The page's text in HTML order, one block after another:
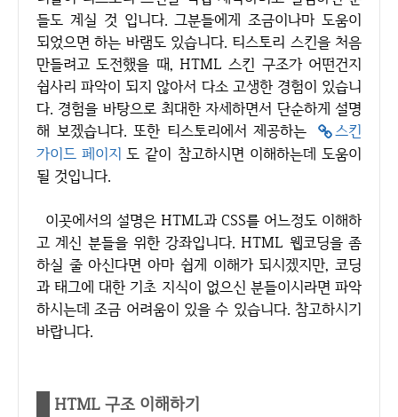
들도 계실 것 입니다. 그분들에게 조금이나마 도움이
되었으면 하는 바램도 있습니다. 티스토리 스킨을 처음
만들려고 도전했을 때, HTML 스킨 구조가 어떤건지
쉽사리 파악이 되지 않아서 다소 고생한 경험이 있습니
다. 경험을 바탕으로 최대한 자세하면서 단순하게 설명
해 보겠습니다. 또한 티스토리에서 제공하는
스킨
가이드 페이지 도 같이 참고하시면 이해하는데 도움이
될 것입니다.
이곳에서의 설명은 HTML과 CSS를 어느정도 이해하
고 계신 분들을 위한 강좌입니다. HTML 웹코딩을 좀
하실 줄 아신다면 아마 쉽게 이해가 되시겠지만, 코딩
과 태그에 대한 기초 지식이 없으신 분들이시라면 파악
하시는데 조금 어려움이 있을 수 있습니다. 참고하시기
바랍니다.
HTML 구조 이해하기